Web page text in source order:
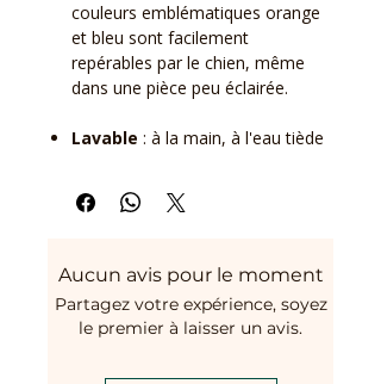
couleurs emblématiques orange
et bleu sont facilement
repérables par le chien, même
dans une pièce peu éclairée.
Lavable : à la main, à l'eau tiède
Aucun avis pour le moment
Partagez votre expérience, soyez
le premier à laisser un avis.